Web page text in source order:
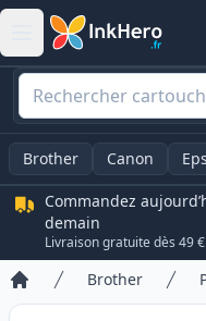
Brother Canon
Commandez
demain
Livraison gratuite dès 49 €
Accueil
Brother